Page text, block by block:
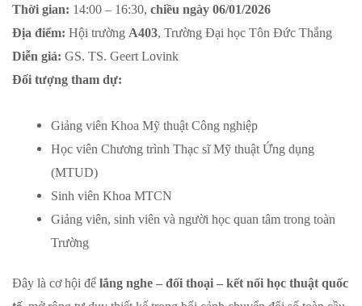
Thời gian: 14:00 – 16:30, chiều ngày 06/01/2026
Địa điểm: Hội trường A403, Trường Đại học Tôn Đức Thắng
Diễn giả: GS. TS. Geert Lovink
Đối tượng tham dự:
Giảng viên Khoa Mỹ thuật Công nghiệp
Học viên Chương trình Thạc sĩ Mỹ thuật Ứng dụng
(MTUD)
Sinh viên Khoa MTCN
Giảng viên, sinh viên và người học quan tâm trong toàn
Trường
Đây là cơ hội để lắng nghe – đối thoại – kết nối học thuật quốc